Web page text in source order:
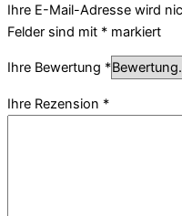
Ihre E-Mail-Adresse wird
Felder sind mit * markiert
Ihre Bewertung *
Ihre Rezension *